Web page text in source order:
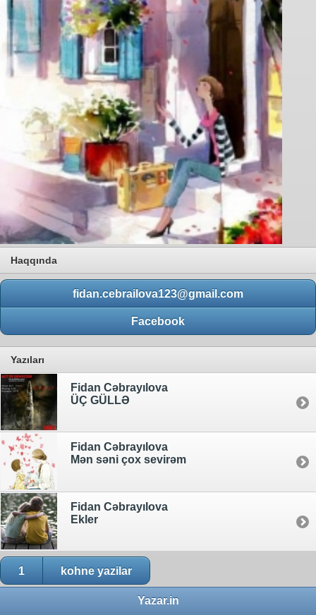
Haqqında
fidan.cebrailova123@gmail.com
Facebook
Yazıları
Fidan Cəbrayılova
ÜÇ GÜLLƏ
Fidan Cəbrayılova
Mən səni çox sevirəm
Fidan Cəbrayılova
Ekler
1 kohne yazilar
Yazar.in